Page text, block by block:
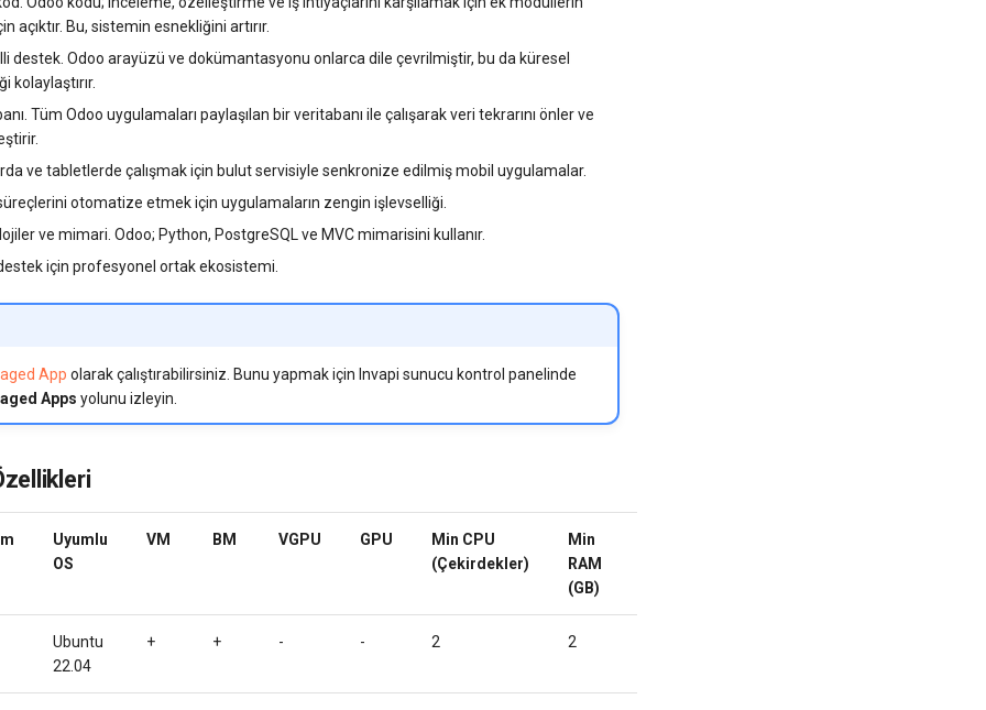
açıktır. Bu, sistemin esnekliğini artırır.
destek. Odoo arayüzü ve dokümantasyonu onlarca dile çevrilmiştir, bu da küresel
kolaylaştırır.
Tüm Odoo uygulamaları paylaşılan bir veritabanı ile çalışarak veri tekrarını önler ve
ve tabletlerde çalışmak için bulut servisiyle senkronize edilmiş mobil uygulamalar.
otomatize etmek için uygulamaların zengin işlevselliği.
ve mimari. Odoo; Python, PostgreSQL ve MVC mimarisini kullanır.
için profesyonel ortak ekosistemi.
App olarak çalıştırabilirsiniz. Bunu yapmak için Invapi sunucu kontrol panelinde
Apps yolunu izleyin.
Uyumlu
OS
VM BM VGPU GPU
Min CPU
(Çekirdekler)
Min
RAM
(GB)
Ubuntu
22.04
+ + - - 2 2